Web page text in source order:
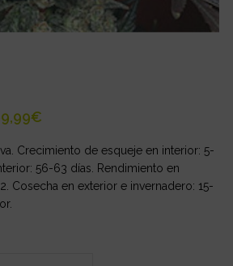
€
Crecimiento de esqueje en interior: 5-
56-63 días. Rendimiento en
Cosecha en exterior e invernadero: 15-